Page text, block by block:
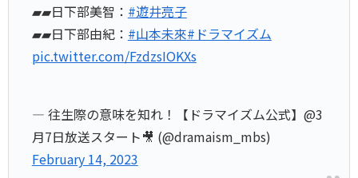
▰▰日下部美智： #遊井亮子
▰▰日下部由紀： #山本未來#ドラマイズム
pic.twitter.com/FzdzsIOKXs
— 往生際の意味を知れ！【ドラマイズム公式】@3
月7日放送スタート🎥 (@dramaism_mbs)
February 14, 2023